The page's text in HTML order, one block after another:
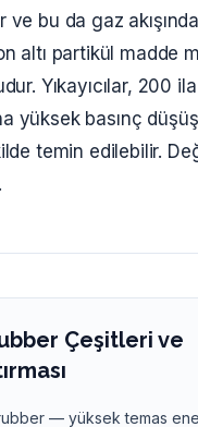
bu da gaz
altı partikül madde
Yıkayıcılar, 200
yüksek basınç
temin edilebilir.
Çeşitleri ve
— yüksek temas